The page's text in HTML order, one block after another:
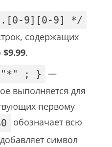
9][0-9] */
содержащих
$9.99.
"*" ; }
—
выполняется для
первому
обозначает всю
добавляет символ